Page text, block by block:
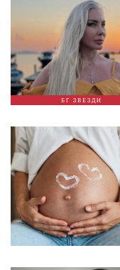
БГ ЗВЕЗДИ